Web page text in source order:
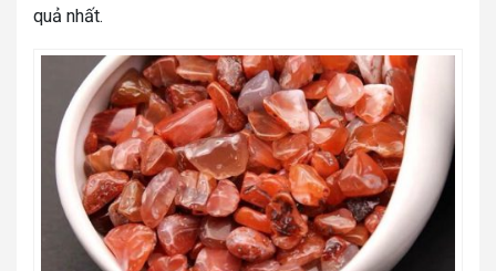
quả nhất.